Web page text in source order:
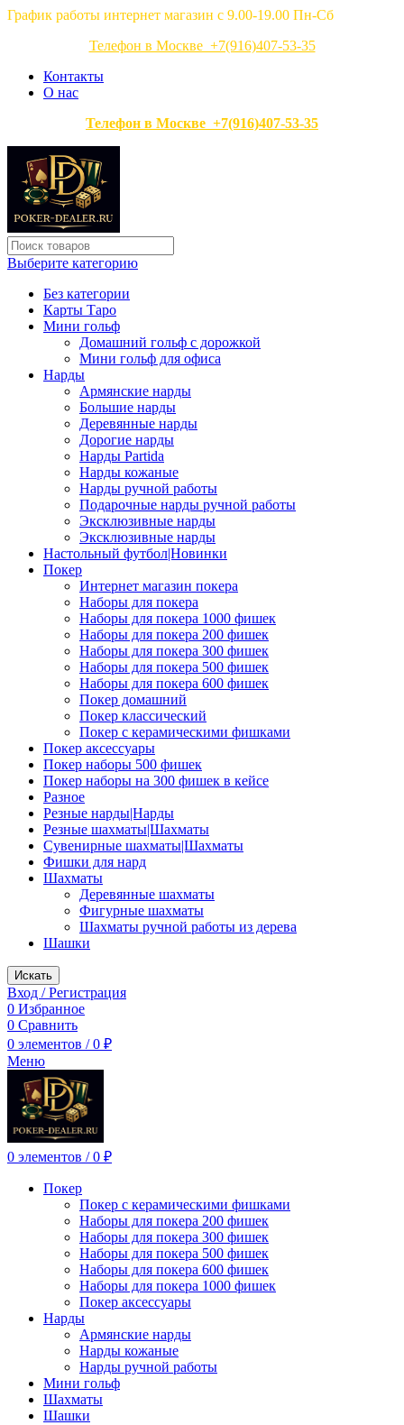
График работы интернет магазин с 9.00-19.00 Пн-Сб
Телефон в Москве +7(916)407-53-35
Контакты
О нас
Телефон в Москве +7(916)407-53-35
Выберите категорию
Без категории
Карты Таро
Мини гольф
Домашний гольф с дорожкой
Мини гольф для офиса
Нарды
Армянские нарды
Большие нарды
Деревянные нарды
Дорогие нарды
Нарды Partida
Нарды кожаные
Нарды ручной работы
Подарочные нарды ручной работы
Эксклюзивные нарды
Эксклюзивные нарды
Настольный футбол|Новинки
Покер
Интернет магазин покера
Наборы для покера
Наборы для покера 1000 фишек
Наборы для покера 200 фишек
Наборы для покера 300 фишек
Наборы для покера 500 фишек
Наборы для покера 600 фишек
Покер домашний
Покер классический
Покер с керамическими фишками
Покер аксессуары
Покер наборы 500 фишек
Покер наборы на 300 фишек в кейсе
Разное
Резные нарды|Нарды
Резные шахматы|Шахматы
Сувенирные шахматы|Шахматы
Фишки для нард
Шахматы
Деревянные шахматы
Фигурные шахматы
Шахматы ручной работы из дерева
Шашки
Искать
Вход / Регистрация
0 Избранное
0 Сравнить
0 элементов / 0 ₽
Меню
0 элементов / 0 ₽
Покер
Покер с керамическими фишками
Наборы для покера 200 фишек
Наборы для покера 300 фишек
Наборы для покера 500 фишек
Наборы для покера 600 фишек
Наборы для покера 1000 фишек
Покер аксессуары
Нарды
Армянские нарды
Нарды кожаные
Нарды ручной работы
Мини гольф
Шахматы
Шашки